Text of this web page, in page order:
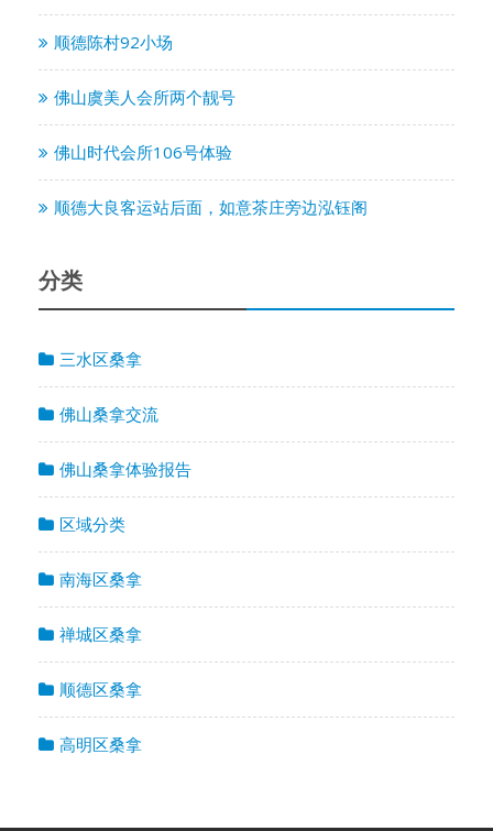
顺德陈村92小场
佛山虞美人会所两个靓号
佛山时代会所106号体验
顺德大良客运站后面，如意茶庄旁边泓钰阁
分类
三水区桑拿
佛山桑拿交流
佛山桑拿体验报告
区域分类
南海区桑拿
禅城区桑拿
顺德区桑拿
高明区桑拿